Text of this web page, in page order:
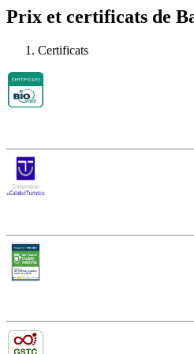
Prix et certificats de
Certificats